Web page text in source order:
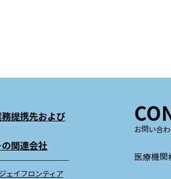
務提携先および
の関連会社
ジェイフロンティア
お問い合
医療機関